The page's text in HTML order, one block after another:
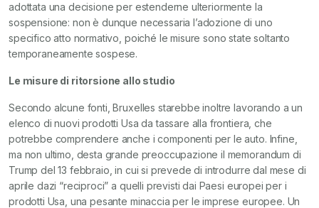
adottata una decisione per estenderne ulteriormente la
sospensione: non è dunque necessaria l’adozione di uno
specifico atto normativo, poiché le misure sono state soltanto
temporaneamente sospese.
Le misure di ritorsione allo studio
Secondo alcune fonti, Bruxelles starebbe inoltre lavorando a un
elenco di nuovi prodotti Usa da tassare alla frontiera, che
potrebbe comprendere anche i componenti per le auto. Infine,
ma non ultimo, desta grande preoccupazione il memorandum di
Trump del 13 febbraio, in cui si prevede di introdurre dal mese di
aprile dazi “reciproci” a quelli previsti dai Paesi europei per i
prodotti Usa, una pesante minaccia per le imprese europee. Un